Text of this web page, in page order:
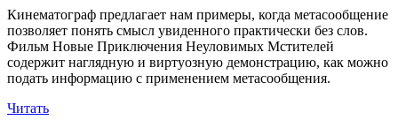
Кинематограф предлагает нам примеры, когда метасообщение
позволяет понять смысл увиденного практически без слов.
Фильм Новые Приключения Неуловимых Мстителей
содержит наглядную и виртуозную демонстрацию, как можно
подать информацию с применением метасообщения.
Читать